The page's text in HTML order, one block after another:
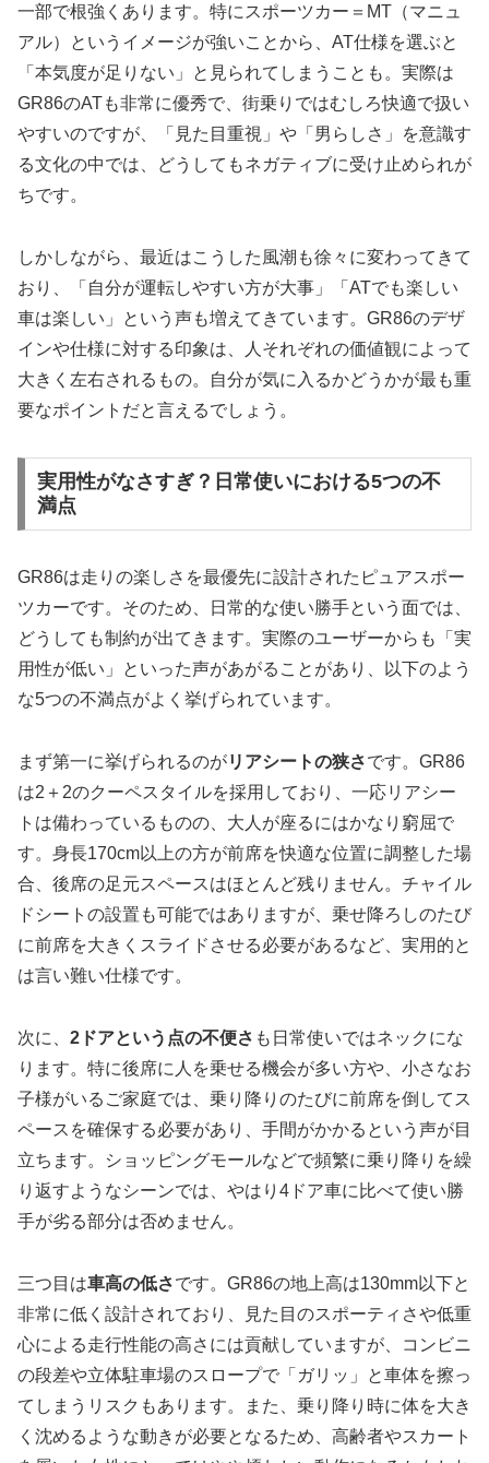
一部で根強くあります。特にスポーツカー＝MT（マニュ
アル）というイメージが強いことから、AT仕様を選ぶと
「本気度が足りない」と見られてしまうことも。実際は
GR86のATも非常に優秀で、街乗りではむしろ快適で扱い
やすいのですが、「見た目重視」や「男らしさ」を意識す
る文化の中では、どうしてもネガティブに受け止められが
ちです。
しかしながら、最近はこうした風潮も徐々に変わってきて
おり、「自分が運転しやすい方が大事」「ATでも楽しい
車は楽しい」という声も増えてきています。GR86のデザ
インや仕様に対する印象は、人それぞれの価値観によって
大きく左右されるもの。自分が気に入るかどうかが最も重
要なポイントだと言えるでしょう。
実用性がなさすぎ？日常使いにおける5つの不
満点
GR86は走りの楽しさを最優先に設計されたピュアスポー
ツカーです。そのため、日常的な使い勝手という面では、
どうしても制約が出てきます。実際のユーザーからも「実
用性が低い」といった声があがることがあり、以下のよう
な5つの不満点がよく挙げられています。
まず第一に挙げられるのがリアシートの狭さです。GR86
は2＋2のクーペスタイルを採用しており、一応リアシー
トは備わっているものの、大人が座るにはかなり窮屈で
す。身長170cm以上の方が前席を快適な位置に調整した場
合、後席の足元スペースはほとんど残りません。チャイル
ドシートの設置も可能ではありますが、乗せ降ろしのたび
に前席を大きくスライドさせる必要があるなど、実用的と
は言い難い仕様です。
次に、 2ドアという点の不便さ も日常使いではネックにな
ります。特に後席に人を乗せる機会が多い方や、小さなお
子様がいるご家庭では、乗り降りのたびに前席を倒してス
ペースを確保する必要があり、手間がかかるという声が目
立ちます。ショッピングモールなどで頻繁に乗り降りを繰
り返すようなシーンでは、やはり4ドア車に比べて使い勝
手が劣る部分は否めません。
三つ目は車高の低さです。GR86の地上高は130mm以下と
非常に低く設計されており、見た目のスポーティさや低重
心による走行性能の高さには貢献していますが、コンビニ
の段差や立体駐車場のスロープで「ガリッ」と車体を擦っ
てしまうリスクもあります。また、乗り降り時に体を大き
く沈めるような動きが必要となるため、高齢者やスカート